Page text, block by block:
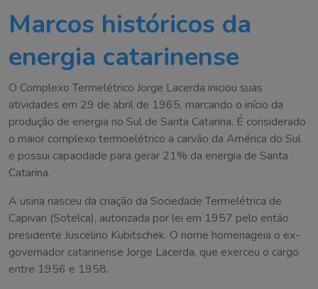
Marcos históricos da
energia catarinense
O Complexo Termelétrico Jorge Lacerda iniciou suas
atividades em 29 de abril de 1965, marcando o início da
produção de energia no Sul de Santa Catarina. É considerado
o maior complexo termoelétrico a carvão da América do Sul
e possui capacidade para gerar 21% da energia de Santa
Catarina.
A usina nasceu da criação da Sociedade Termelétrica de
Capivari (Sotelca), autorizada por lei em 1957 pelo então
presidente Juscelino Kubitschek. O nome homenageia o ex-
governador catarinense Jorge Lacerda, que exerceu o cargo
entre 1956 e 1958.